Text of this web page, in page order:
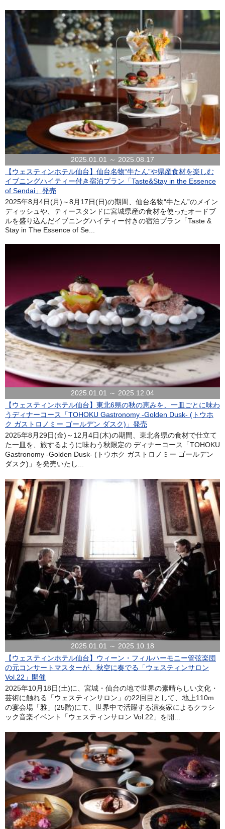
2025.01.01 ～ 2025.08.17
【ウェスティンホテル仙台】仙台名物“牛たん”や県産食材を楽しむ
イブニングハイティー付き宿泊プラン「Taste&Stay in the Essence
of Sendai」発売
2025年8月4日(月)～8月17日(日)の期間、仙台名物“牛たん”のメイン
ディッシュや、ティースタンドに宮城県産の食材を使ったオードブ
ルを盛り込んだイブニングハイティー付きの宿泊プラン「Taste &
Stay in The Essence of Se...
2025.01.01 ～ 2025.12.04
【ウェスティンホテル仙台】東北6県の秋の恵みを、一皿ごとに味わ
うディナーコース「TOHOKU Gastronomy -Golden Dusk- (トウホ
ク ガストロノミー ゴールデン ダスク)」発売
2025年8月29日(金)～12月4日(木)の期間、東北各県の食材で仕立て
た一皿を、旅するように味わう秋限定の ディナーコース「TOHOKU
Gastronomy -Golden Dusk- (トウホク ガストロノミー ゴールデン
ダスク)」を発売いたし...
2025.01.01 ～ 2025.10.18
【ウェスティンホテル仙台】ウィーン・フィルハーモニー管弦楽団
の元コンサートマスターが、秋空に奏でる「ウェスティンサロン
Vol.22」開催
2025年10月18日(土)に、宮城・仙台の地で世界の素晴らしい文化・
芸術に触れる「ウェスティンサロン」の22回目として、地上110m
の宴会場「雅」(25階)にて、世界中で活躍する演奏家によるクラシ
ック音楽イベント「ウェスティンサロン Vol.22」を開...